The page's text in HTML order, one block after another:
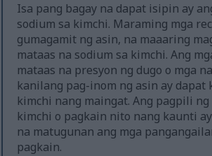
Isa pang bagay na dapat isipin ay
sodium sa kimchi. Maraming mga
gumagamit ng asin, na maaaring
mataas na sodium sa kimchi. Ang
mataas na presyon ng dugo o mga
kanilang pag-inom ng asin ay dapat
kimchi nang maingat. Ang pagpili
kimchi o pagkain nito nang kaunti
na matugunan ang mga
pagkain.